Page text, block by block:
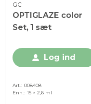
GC
OPTIGLAZE color
Set, 1 sæt
Log ind
Art. 008408
Enh. 15 × 2,6 ml